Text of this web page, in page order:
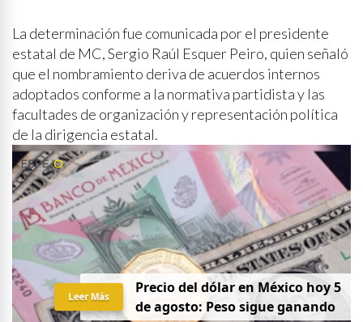
La determinación fue comunicada por el presidente
estatal de MC, Sergio Raúl Esquer Peiro, quien señaló
que el nombramiento deriva de acuerdos internos
adoptados conforme a la normativa partidista y las
facultades de organización y representación política
de la dirigencia estatal.
Precio del dólar en México hoy 5
de agosto: Peso sigue ganando
Leer Más